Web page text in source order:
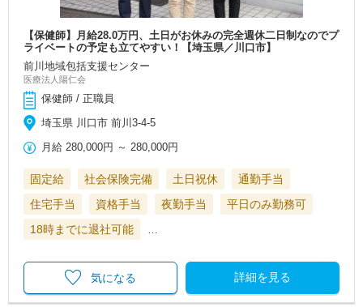
【保健師】月給28.0万円、土日がお休みの完全週休二日制なのでプ
ライベートの予定も立てやすい！【埼玉県／川口市】
前川地域包括支援センター
医療法人陽仁会
保健師 / 正職員
埼玉県 川口市 前川3-4-5
月給 280,000円 ～280,000円
固定給 社会保険完備 土日祝休
通勤手当
住宅手当
資格手当 夜勤手当
平日のみ勤務可
18時までに退社可能
…
詳細を見る
気になる